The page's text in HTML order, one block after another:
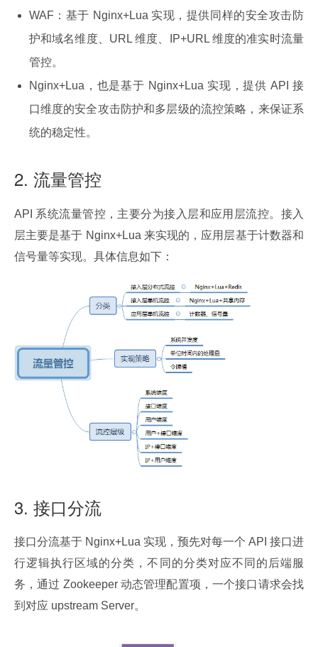
WAF：基于 Nginx+Lua 实现，提供同样的安全攻击防
护和域名维度、URL 维度、IP+URL 维度的准实时流量
管控。
Nginx+Lua，也是基于 Nginx+Lua 实现，提供 API 接
口维度的安全攻击防护和多层级的流控策略，来保证系
统的稳定性。
2. 流量管控
API 系统流量管控，主要分为接入层和应用层流控。接入
层主要是基于 Nginx+Lua 来实现的，应用层基于计数器和
信号量等实现。具体信息如下：
3. 接口分流
接口分流基于 Nginx+Lua 实现，预先对每一个 API 接口进
行逻辑执行区域的分类，不同的分类对应不同的后端服
务，通过 Zookeeper 动态管理配置项，一个接口请求会找
到对应 upstream Server。